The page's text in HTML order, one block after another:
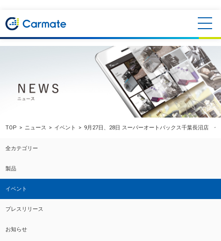
TOP ニュース イベント 9月27日、28日 スーパーオートバックス千葉長沼店 セ
全カテゴリー
製品
イベント
プレスリリース
お知らせ